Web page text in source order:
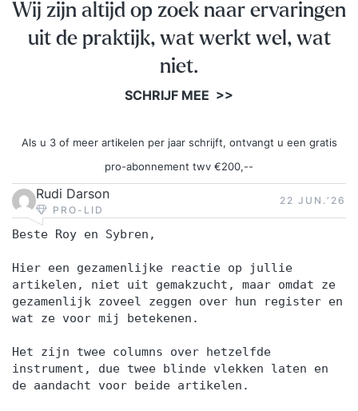
Wij zijn altijd op zoek naar ervaringen
uit de praktijk, wat werkt wel, wat
niet.
SCHRIJF MEE >>
Als u 3 of meer artikelen per jaar schrijft, ontvangt u een gratis
pro-abonnement twv €200,--
Rudi Darson
PRO-LID
22 JUN.‘26
Beste Roy en Sybren,
Hier een gezamenlijke reactie op jullie
artikelen, niet uit gemakzucht, maar omdat ze
gezamenlijk zoveel zeggen over hun register en
wat ze voor mij betekenen.
Het zijn twee columns over hetzelfde
instrument, due twee blinde vlekken laten en
de aandacht voor beide artikelen.